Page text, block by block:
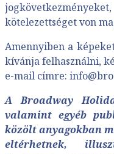
kötelezettséget von
Amennyiben a
kívánja felhasználni,
e-mail címre:
A Broadway
valamint egyéb
közölt anyagokban
eltérhetnek,